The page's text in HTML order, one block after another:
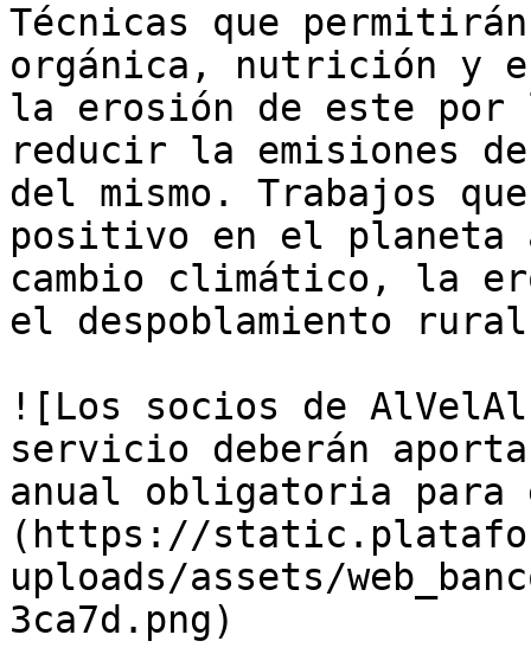
Técnicas que
orgánica, nutrición y
la erosión de este
reducir la emisiones
del mismo. Trabajos
positivo en el planeta
cambio climático, la
el despoblamiento
![Los socios de
servicio deberán
anual obligatoria para
(https://
uploads/assets/
3ca7d.png)